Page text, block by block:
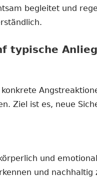
begleitet und
typische
Ziel ist es, neue
und
und nachhaltig